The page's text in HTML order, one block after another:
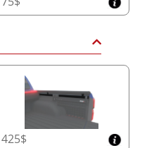
sem Perfuração
de proteção, racks,
com o sistema T-slot,
e sem perfuração.
sua caminhonete
425$